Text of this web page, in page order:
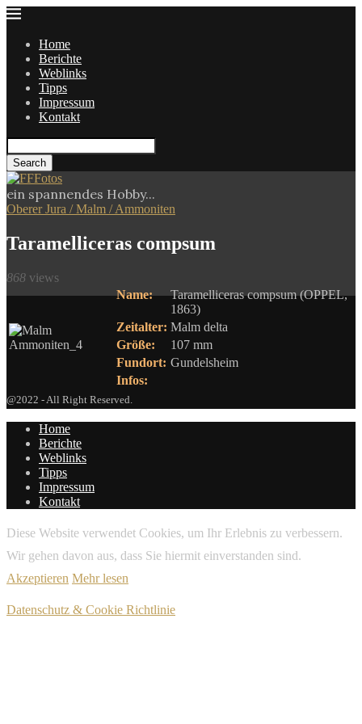
Home
Berichte
Weblinks
Tipps
Impressum
Kontakt
Search
ein spannendes Hobby...
Oberer Jura / Malm / Ammoniten
Taramelliceras compsum
868 views
Name:
Taramelliceras compsum (OPPEL,
1863)
Zeitalter: Malm delta
Größe:
107 mm
Fundort: Gundelsheim
Infos:
@2022 - All Right Reserved.
Home
Berichte
Weblinks
Tipps
Impressum
Kontakt
Diese Website verwendet Cookies, um Ihr Erlebnis zu verbessern.
Wir gehen davon aus, dass Sie hiermit einverstanden sind.
Akzeptieren Mehr lesen
Datenschutz & Cookie Richtlinie